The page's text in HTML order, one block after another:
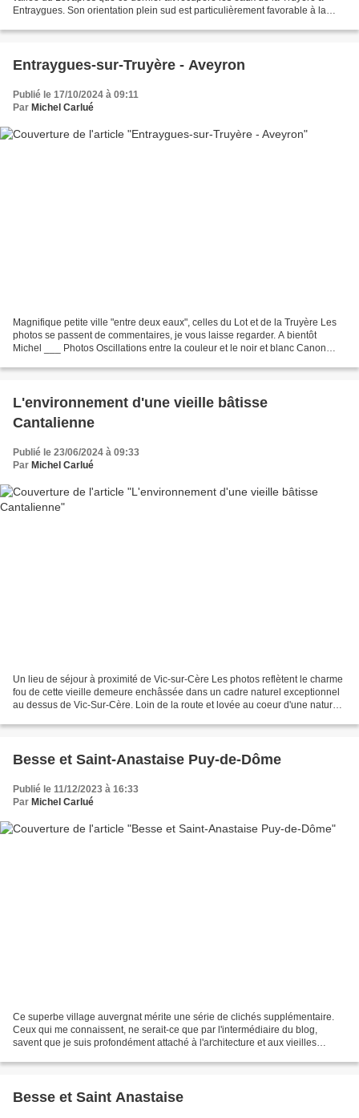
Entraygues. Son orientation plein sud est particulièrement favorable à la
Entraygues-sur-Truyère - Aveyron
Publié le 17/10/2024 à 09:11
Par Michel Carlué
Magnifique petite ville "entre deux eaux", celles du Lot et de la Truyère Les
photos se passent de commentaires, je vous laisse regarder. A bientôt
Michel ___ Photos Oscillations entre la couleur et le noir et blanc Canon
L'environnement d'une vieille bâtisse
Cantalienne
Publié le 23/06/2024 à 09:33
Par Michel Carlué
Un lieu de séjour à proximité de Vic-sur-Cère Les photos reflètent le charme
fou de cette vieille demeure enchâssée dans un cadre naturel exceptionnel
au dessus de Vic-Sur-Cère. Loin de la route et lovée au coeur d'une nature
Besse et Saint-Anastaise Puy-de-Dôme
Publié le 11/12/2023 à 16:33
Par Michel Carlué
Ce superbe village auvergnat mérite une série de clichés supplémentaire.
Ceux qui me connaissent, ne serait-ce que par l'intermédiaire du blog,
savent que je suis profondément attaché à l'architecture et aux vieilles
Besse et Saint Anastaise